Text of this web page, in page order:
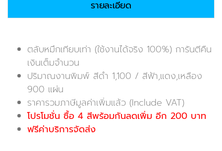
฿3,000
รายละเอียด
ตลับหมึกเทียบเท่า (ใช้งานได้จริง 100%) การันตีคืน
เงินเต็มจำนวน
ปริมาณงานพิมพ์ สีดำ 1,100 / สีฟ้า,แดง,เหลือง
900 แผ่น
ราคารวมภาษีมูลค่าเพิ่มแล้ว (Include VAT)
โปรโมชั่น ซื้อ 4 สีพร้อมกันลดเพิ่ม อีก 200 บาท
ฟรีค่าบริการจัดส่ง